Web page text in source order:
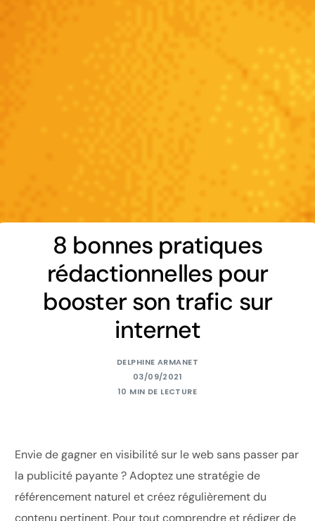
8 bonnes pratiques
rédactionnelles pour
booster son trafic sur
internet
DELPHINE ARMANET
03/09/2021
10 MIN DE LECTURE
Envie de gagner en visibilité sur le web sans passer par
la publicité payante ? Adoptez une stratégie de
référencement naturel et créez régulièrement du
contenu pertinent. Pour tout comprendre et rédiger de